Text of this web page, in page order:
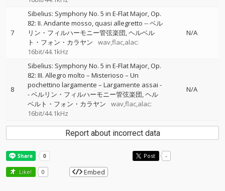
7
Sibelius: Symphony No. 5 in E-Flat Major, Op.
82: II. Andante mosso, quasi allegretto --ベル
リン・フィルハーモニー管弦楽団 ヘルベル
ト・フォン・カラヤン
wav,flac,alac:
16bit/44.1kHz
N/A
8
Sibelius: Symphony No. 5 in E-Flat Major, Op.
82: III. Allegro molto – Misterioso – Un
pochettino largamente – Largamente assai -
-ベルリン・フィルハーモニー管弦楽団 ヘル
ベルト・フォン・カラヤン
wav,flac,alac:
16bit/44.1kHz
N/A
Report about incorrect data
Post -
Like! 0 Embed